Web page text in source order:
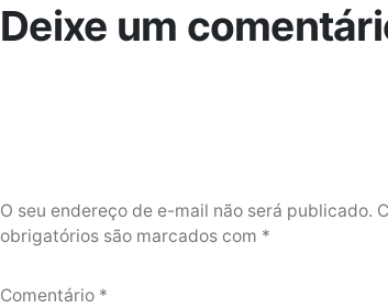
Deixe um
O seu endereço de e-mail não será publicado.
obrigatórios são marcados com *
Comentário *